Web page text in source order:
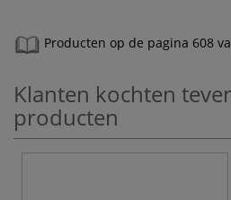
Producten op de pagina 608
Klanten kochten
producten